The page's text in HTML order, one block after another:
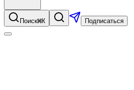
Поиск⌘K Подписаться